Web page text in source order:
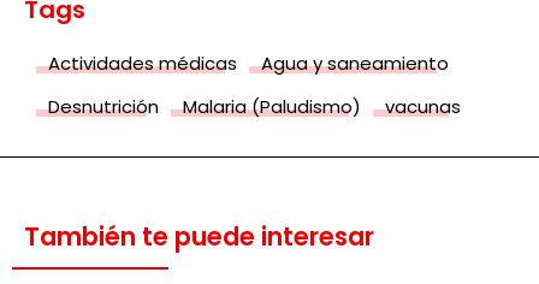
Tags
Actividades médicas
Agua y saneamiento
Desnutrición
Malaria (Paludismo) vacunas
También te puede interesar